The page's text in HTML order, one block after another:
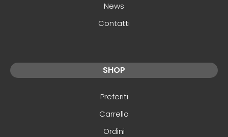
News
Contatti
SHOP
Preferiti
Carrello
Ordini